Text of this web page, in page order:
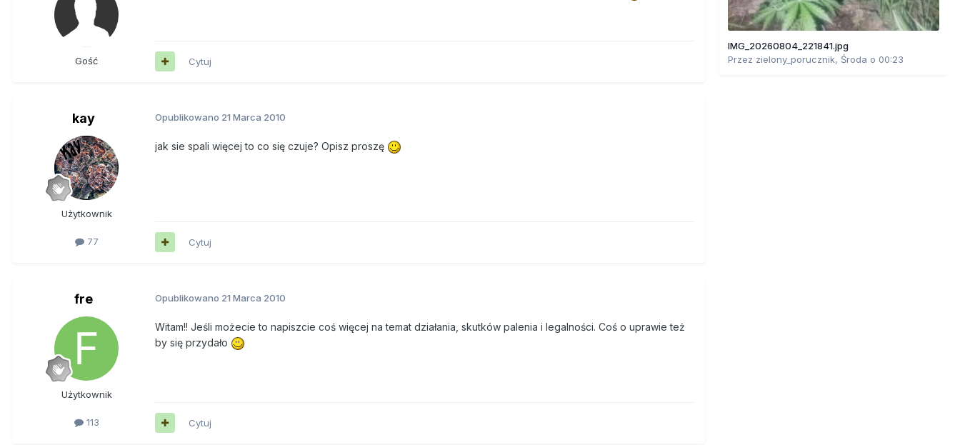
Gość Cytuj
kay
Użytkownik
77
Opublikowano 21 Marca 2010
jak sie spali więcej to co się czuje? Opisz proszę
Cytuj
fre
Użytkownik
113
Opublikowano 21 Marca 2010
Witam!! Jeśli możecie to napiszcie coś więcej na temat działania, skutków palenia i legalności. Coś o uprawie też
by się przydało
Cytuj
IMG_20260804_221841.jpg
Przez zielony_porucznik, Środa o 00:23